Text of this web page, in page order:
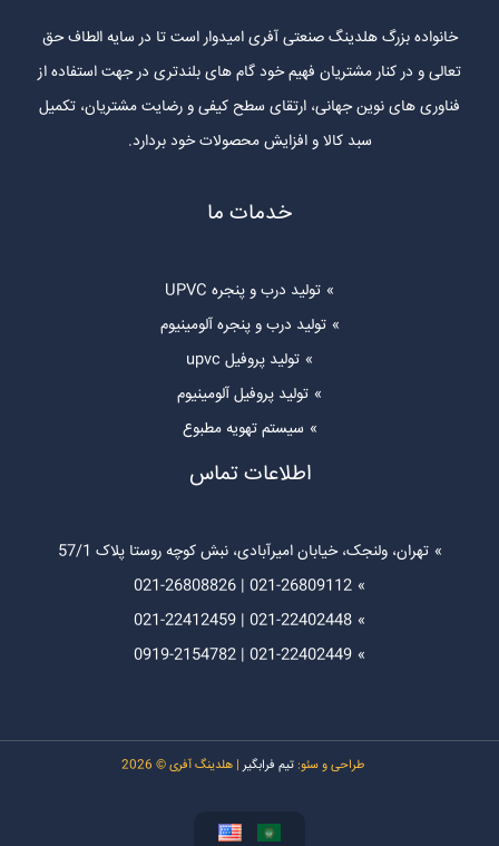
خانواده بزرگ هلدینگ صنعتی آفری امیدوار است تا در سایه الطاف حق
تعالی و در کنار مشتریان فهیم خود گام های بلندتری در جهت استفاده از
فناوری های نوین جهانی، ارتقای سطح کیفی و رضایت مشتریان، تکمیل
سبد کالا و افزایش محصولات خود بردارد.
خدمات ما
تولید درب و پنجره UPVC
تولید درب و پنجره آلومینیوم
تولید پروفیل upvc
تولید پروفیل آلومینیوم
سیستم تهویه مطبوع
اطلاعات تماس
تهران، ولنجک، خیابان امیرآبادی، نبش کوچه روستا پلاک 57/1
021-26809112
|
021-26808826
021-22402448
|
021-22412459
021-22402449
|
0919-2154782
طراحی و سئو:تیم فرابگیر | هلدینگ آفری © 2026